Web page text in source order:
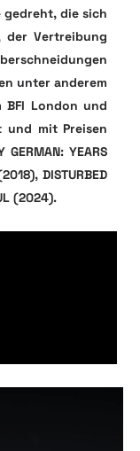
gedreht, die sich
der Vertreibung
unter anderem
London und
und mit Preisen
YEARS
DISTURBED
(2024).